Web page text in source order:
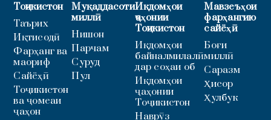
Тоҷикистон
Таърих
Иқтисодӣ
Фарҳанг ва
маориф
Сайёҳӣ
Тоҷикистон
ва ҷомеаи
ҷаҳон
Муқаддасоти
миллӣ
Нишон
Парчам
Суруд
Пул
Иқдомҳои
ҷаҳонии
Тоҷикистон
Иқдомҳои
байналмилалӣ
дар соҳаи об
Иқдомҳои
ҷаҳонии
Тоҷикистон
Наврӯз
Мавзеъҳои
фарҳангию
сайёҳӣ
Боғи
миллӣ
Саразм
Ҳисор
Ҳулбук